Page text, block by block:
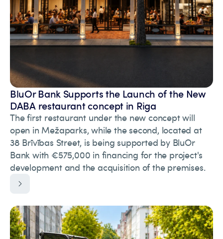
BluOr Bank Supports the Launch of the New
DABA restaurant concept in Riga
The first restaurant under the new concept will
open in Mežaparks, while the second, located at
38 Brīvības Street, is being supported by BluOr
Bank with €575,000 in financing for the project's
development and the acquisition of the premises.